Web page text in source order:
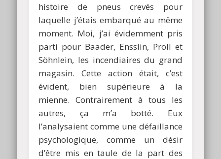
histoire de pneus crevés pour
laquelle j’étais embarqué au même
moment. Moi, j’ai évidemment pris
parti pour Baader, Ensslin, Proll et
Söhnlein, les incendiaires du grand
magasin. Cette action était, c’est
évident, bien supérieure à la
mienne. Contrairement à tous les
autres, ça m’a botté. Eux
l’analysaient comme une défaillance
psychologique, comme un désir
d’être mis en taule de la part des